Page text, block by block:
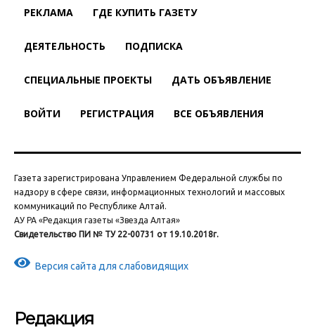
РЕКЛАМА ГДЕ КУПИТЬ ГАЗЕТУ
ДЕЯТЕЛЬНОСТЬ ПОДПИСКА
СПЕЦИАЛЬНЫЕ ПРОЕКТЫ ДАТЬ ОБЪЯВЛЕНИЕ
ВОЙТИ РЕГИСТРАЦИЯ ВСЕ ОБЪЯВЛЕНИЯ
Газета зарегистрирована Управлением Федеральной службы по
надзору в сфере связи, информационных технологий и массовых
коммуникаций по Республике Алтай.
АУ РА «Редакция газеты «Звезда Алтая»
Свидетельство ПИ № ТУ 22-00731 от 19.10.2018г.
Версия сайта для слабовидящих
Редакция